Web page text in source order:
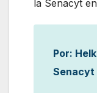
la Senacyt
Por:
Senacyt